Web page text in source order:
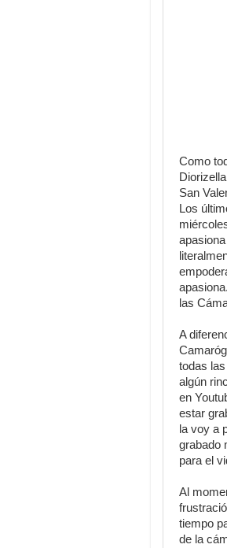
Como
San
Los
las
A
todas
algún
en
estar
la voy a
grabado
para el
Al
tiempo
de la